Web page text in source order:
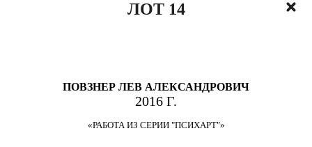
ЛОТ 14
ПОВЗНЕР ЛЕВ АЛЕКСАНДРОВИЧ
2016 Г.
«РАБОТА ИЗ СЕРИИ "ПСИХАРТ"»